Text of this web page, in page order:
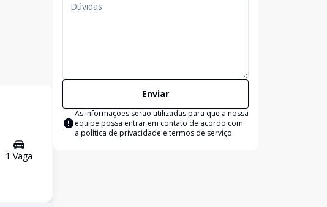
1 Vaga
Enviar
As informações serão utilizadas para que a nossa
equipe possa entrar em contato de acordo com
a política de privacidade e termos de serviço